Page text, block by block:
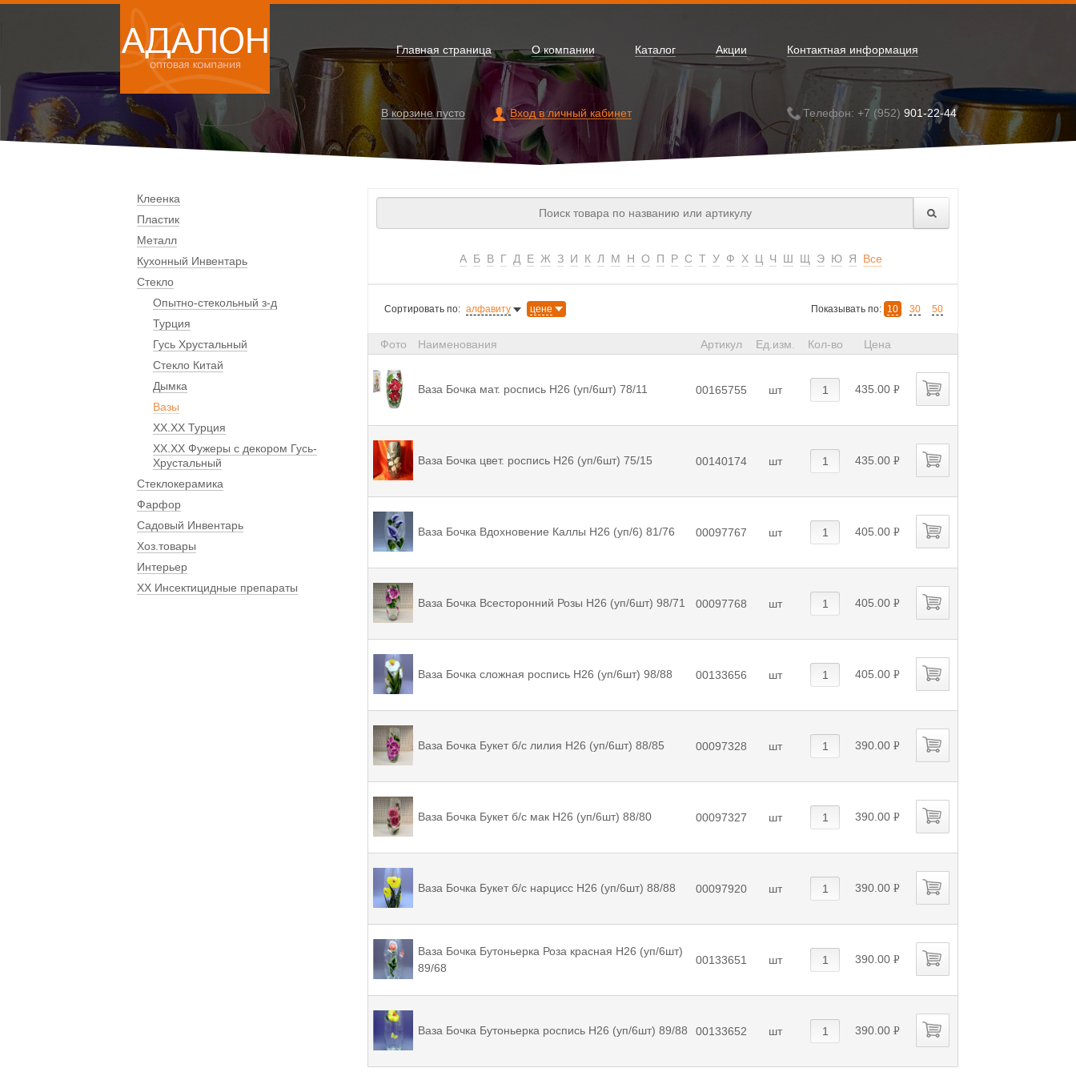
Главная страница О компании Каталог Акции Контактная информация
В корзине пусто Вход в личный кабинет Телефон: +7 (952) 901-22-44
Клеенка
Пластик
Металл
Кухонный Инвентарь
Стекло
Опытно-стекольный з-д
Турция
Гусь Хрустальный
Стекло Китай
Дымка
Вазы
ХХ.ХХ Турция
ХХ.ХХ Фужеры с декором Гусь-
Хрустальный
Стеклокерамика
Фарфор
Садовый Инвентарь
Хоз.товары
Интерьер
ХХ Инсектицидные препараты
А Б В Г Д Е Ж З И К Л М Н О П Р С Т У Ф Х Ц Ч Ш Щ Э Ю Я Все
Сортировать по: алфавиту цене Показывать по: 10 30 50
Фото Наименования Артикул Ед.изм. Кол-во Цена
Ваза Бочка мат. роспись Н26 (уп/6шт) 78/11 00165755 шт 435.00 P
Ваза Бочка цвет. роспись Н26 (уп/6шт) 75/15 00140174 шт 435.00 P
Ваза Бочка Вдохновение Каллы Н26 (уп/6) 81/76 00097767 шт 405.00 P
Ваза Бочка Всесторонний Розы Н26 (уп/6шт) 98/71 00097768 шт 405.00 P
Ваза Бочка сложная роспись Н26 (уп/6шт) 98/88 00133656 шт 405.00 P
Ваза Бочка Букет б/с лилия Н26 (уп/6шт) 88/85 00097328 шт 390.00 P
Ваза Бочка Букет б/с мак Н26 (уп/6шт) 88/80 00097327 шт 390.00 P
Ваза Бочка Букет б/с нарцисс Н26 (уп/6шт) 88/88 00097920 шт 390.00 P
Ваза Бочка Бутоньерка Роза красная Н26 (уп/6шт)
89/68
00133651 шт 390.00 P
Ваза Бочка Бутоньерка роспись Н26 (уп/6шт) 89/88 00133652 шт 390.00 P